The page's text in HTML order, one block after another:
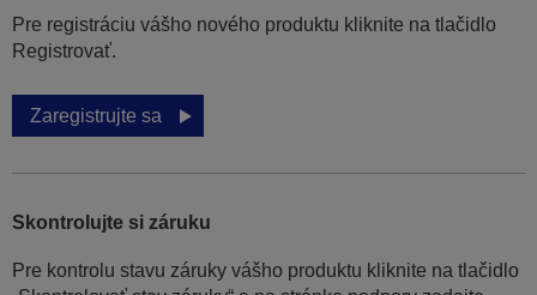
Pre registráciu vášho nového produktu kliknite na tlačidlo
Registrovať.
Zaregistrujte sa
Skontrolujte si záruku
Pre kontrolu stavu záruky vášho produktu kliknite na tlačidlo